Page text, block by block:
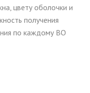
цвету оболочки и
получения
по каждому ВО